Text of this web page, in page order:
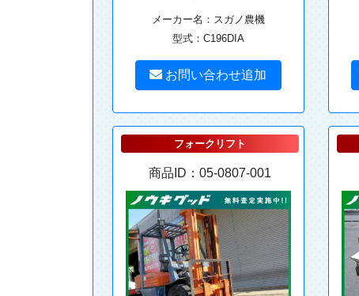
メーカー名：スガノ農機
型式：C196DIA
お問い合わせ追加
フォークリフト
商品ID：05-0807-001